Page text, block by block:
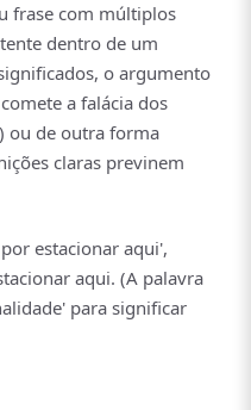
frase com múltiplos
dentro de um
o argumento
a falácia dos
ou de outra forma
claras previnem
estacionar aqui',
aqui. (A palavra
para significar